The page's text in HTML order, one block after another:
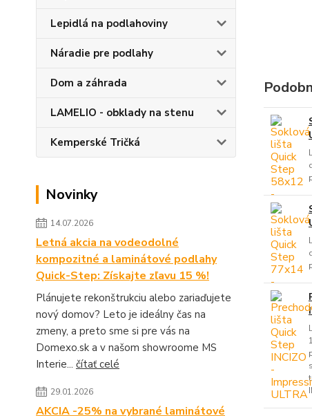
Lepidlá na podlahoviny
Náradie pre podlahy
Dom a záhrada
LAMELIO - obklady na stenu
Kemperské Tričká
Novinky
14.07.2026
Letná akcia na vodeodolné
kompozitné a laminátové podlahy
Quick-Step: Získajte zľavu 15 %!
Plánujete rekonštrukciu alebo zariaďujete
nový domov? Leto je ideálny čas na
zmeny, a preto sme si pre vás na
Domexo.sk a v našom showroome MS
Interie... čítať celé
29.01.2026
AKCIA -25% na vybrané laminátové